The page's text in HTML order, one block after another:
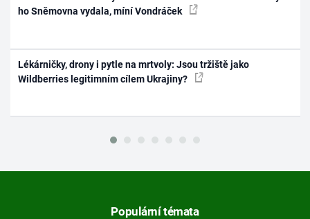
ho Sněmovna vydala, míní Vondráček
Lékárničky, drony i pytle na mrtvoly: Jsou tržiště jako
Wildberries legitimním cílem Ukrajiny?
Populární témata